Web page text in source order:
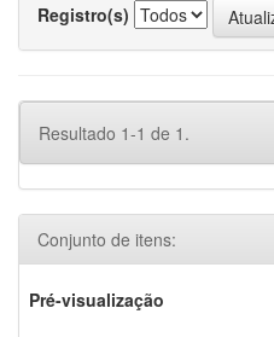
Registro(s)
Resultado 1-1 de 1.
Conjunto de itens:
Pré-visualização